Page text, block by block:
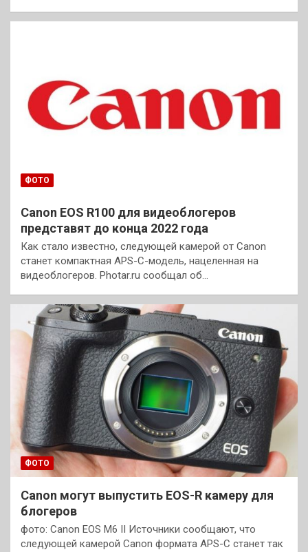
ФОТО
Canon EOS R100 для видеоблогеров
представят до конца 2022 года
Как стало известно, следующей камерой от Canon
станет компактная APS-C-модель, нацеленная на
видеоблогеров. Photar.ru сообщал об…
ФОТО
Canon могут выпустить EOS-R камеру для
блогеров
фото: Canon EOS M6 II Источники сообщают, что
следующей камерой Canon формата APS-C станет так